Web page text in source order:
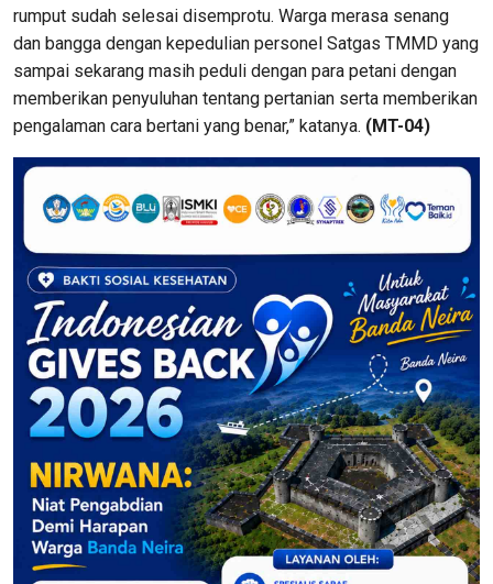
rumput sudah selesai disemprotu. Warga merasa senang
dan bangga dengan kepedulian personel Satgas TMMD yang
sampai sekarang masih peduli dengan para petani dengan
memberikan penyuluhan tentang pertanian serta memberikan
pengalaman cara bertani yang benar,” katanya. (MT-04)